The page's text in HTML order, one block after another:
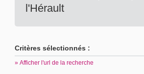
l'Hérault
Critères sélectionnés :
» Afficher l'url de la recherche